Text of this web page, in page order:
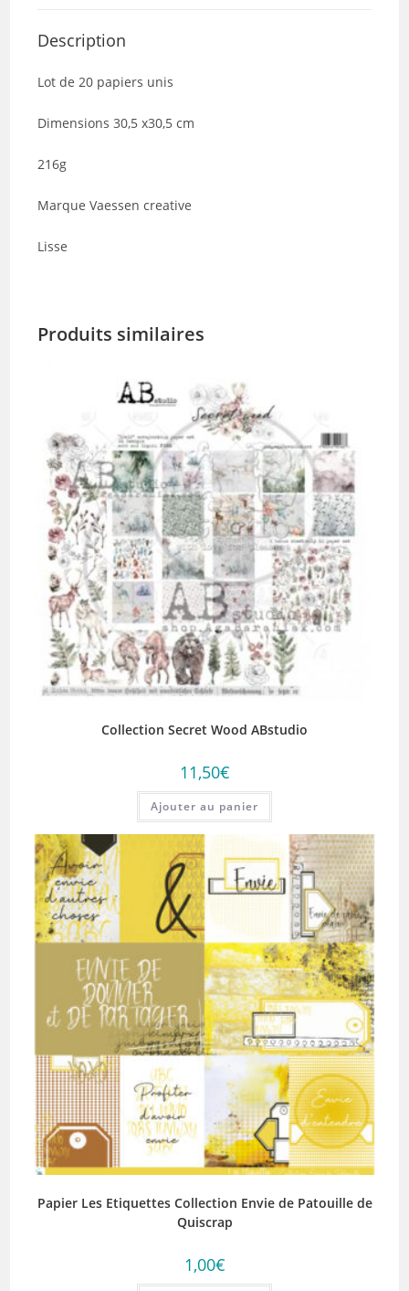
Description
Lot de 20 papiers unis
Dimensions 30,5 x30,5 cm
216g
Marque Vaessen creative
Lisse
Produits similaires
Collection Secret Wood ABstudio
11,50€
Ajouter au panier
Papier Les Etiquettes Collection Envie de Patouille de
Quiscrap
1,00€